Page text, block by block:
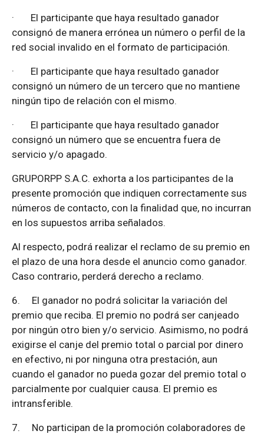
· El participante que haya resultado ganador
consignó de manera errónea un número o perfil de la
red social invalido en el formato de participación.
· El participante que haya resultado ganador
consignó un número de un tercero que no mantiene
ningún tipo de relación con el mismo.
· El participante que haya resultado ganador
consignó un número que se encuentra fuera de
servicio y/o apagado.
GRUPORPP S.A.C. exhorta a los participantes de la
presente promoción que indiquen correctamente sus
números de contacto, con la finalidad que, no incurran
en los supuestos arriba señalados.
Al respecto, podrá realizar el reclamo de su premio en
el plazo de una hora desde el anuncio como ganador.
Caso contrario, perderá derecho a reclamo.
6. El ganador no podrá solicitar la variación del
premio que reciba. El premio no podrá ser canjeado
por ningún otro bien y/o servicio. Asimismo, no podrá
exigirse el canje del premio total o parcial por dinero
en efectivo, ni por ninguna otra prestación, aun
cuando el ganador no pueda gozar del premio total o
parcialmente por cualquier causa. El premio es
intransferible.
7. No participan de la promoción colaboradores de